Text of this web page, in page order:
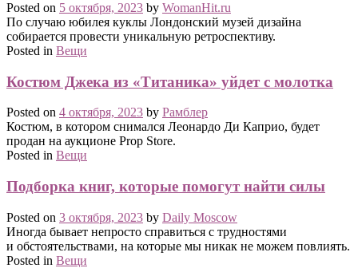
Posted on 5 октября, 2023 by WomanHit.ru
По случаю юбилея куклы Лондонский музей дизайна
собирается провести уникальную ретроспективу.
Posted in Вещи
Костюм Джека из «Титаника» уйдет с молотка
Posted on 4 октября, 2023 by Рамблер
Костюм, в котором снимался Леонардо Ди Каприо, будет
продан на аукционе Prop Store.
Posted in Вещи
Подборка книг, которые помогут найти силы
Posted on 3 октября, 2023 by Daily Moscow
Иногда бывает непросто справиться с трудностями
и обстоятельствами, на которые мы никак не можем повлиять.
Posted in Вещи